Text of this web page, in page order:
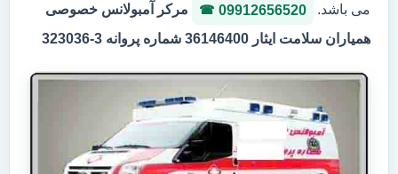
می باشد.
09912656520
مرکر آمبولانس خصوصی
همیاران سلامت ایثار 36146400 شماره پروانه 3-323036